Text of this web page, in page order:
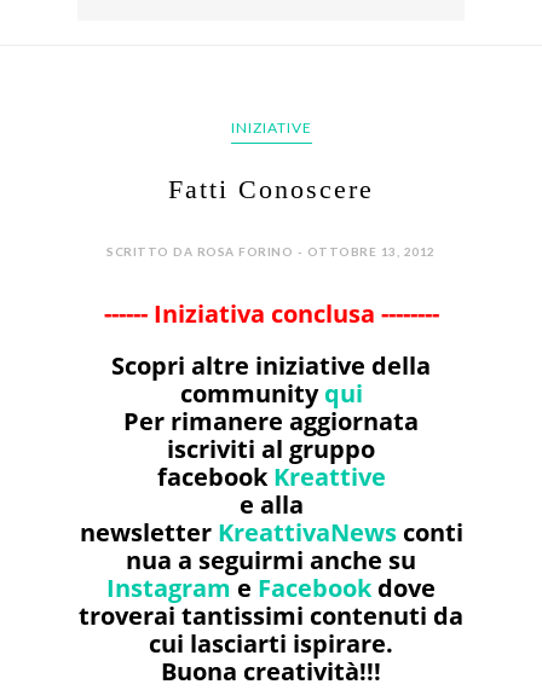
INIZIATIVE
Fatti Conoscere
SCRITTO DA ROSA FORINO - OTTOBRE 13, 2012
------ Iniziativa conclusa --------
Scopri altre iniziative della
communityqui
Per rimanere aggiornata
iscriviti al gruppo
facebookKreattive
e alla
newsletter KreattivaNewsconti
nua a seguirmi anche su
Instagram e Facebookdove
troverai tantissimi contenuti da
cui lasciarti ispirare.
Buona creatività!!!